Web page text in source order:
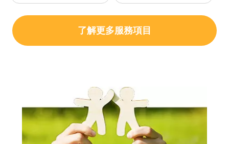
了解更多服務項目